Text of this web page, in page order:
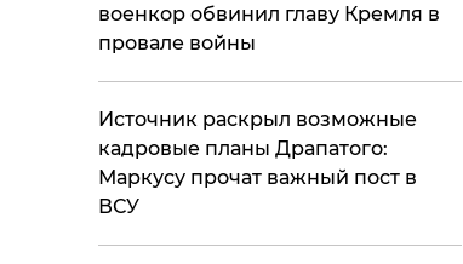
военкор обвинил главу Кремля в
провале войны
​Источник раскрыл возможные
кадровые планы Драпатого:
Маркусу прочат важный пост в
ВСУ